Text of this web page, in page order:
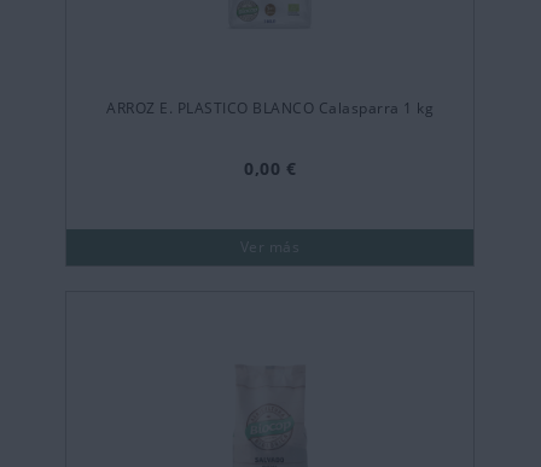
ARROZ E. PLASTICO BLANCO Calasparra 1 kg
0,00 €
Ver más